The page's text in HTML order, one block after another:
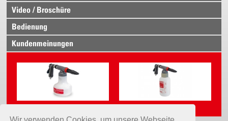
Video / Broschüre
Bedienung
Kundenmeinungen
Vario-Matic 1.25 PE Vario-Matic 2.0 PE